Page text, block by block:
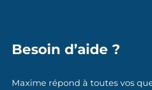
Besoin d’aide ?
Maxime répond à toutes vos